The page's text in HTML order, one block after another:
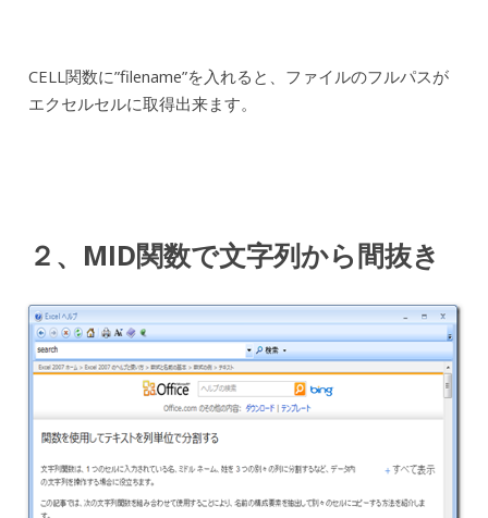
CELL関数に”filename”を入れると、ファイルのフルパスが
エクセルセルに取得出来ます。
２、MID関数で文字列から間抜き